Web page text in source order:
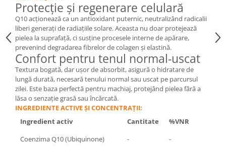
Cacao
Protecție și regenerare celulară
Q10 acționează ca un antioxidant puternic, neutralizând radicalii
liberi generați de radiațiile solare. Aceasta nu doar protejează
pielea la suprafață, ci susține procesele interne de apărare,
prevenind degradarea fibrelor de colagen și elastină.
Confort pentru tenul normal-uscat
Textura bogată, dar ușor de absorbit, asigură o hidratare de
lungă durată, necesară tenului normal sau uscat pe parcursul
zilei. Este baza perfectă pentru machiaj, protejând pielea fără a
lăsa o senzație grasă sau încărcată.
INGREDIENTE ACTIVE ȘI CONCENTRAȚII:
Ingredient activ
Cantitate
%VNR
Coenzima Q10 (Ubiquinone)
- -